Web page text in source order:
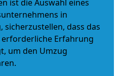
ist die Auswahl eines
in
sicherzustellen, dass das
Erfahrung
um den Umzug